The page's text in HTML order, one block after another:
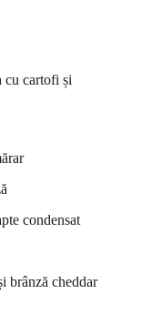
cu cartofi și
condensat
brânză cheddar